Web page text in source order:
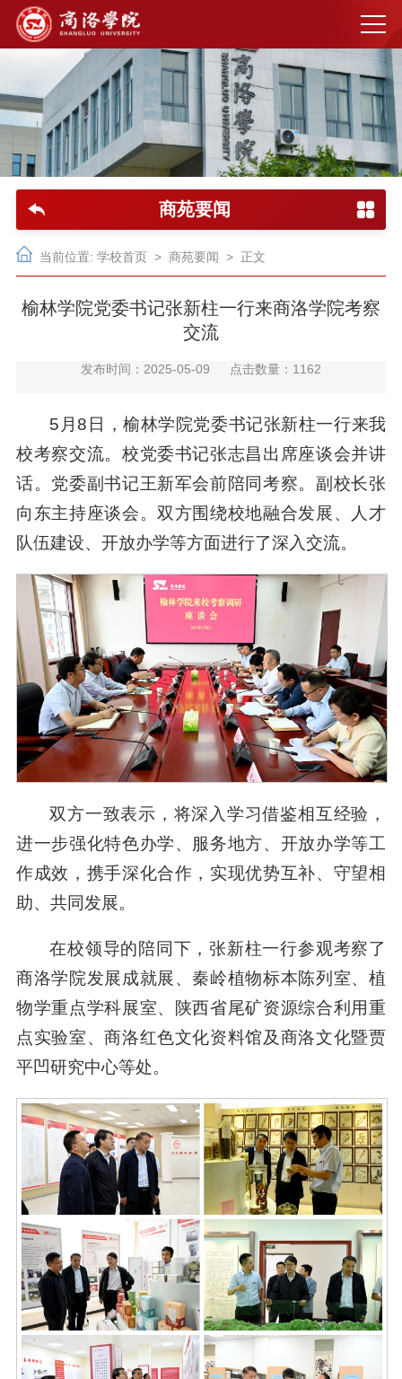
商苑要闻
当前位置: 学校首页 > 商苑要闻 > 正文
榆林学院党委书记张新柱一行来商洛学院考察
交流
发布时间：2025-05-09 点击数量： 1162
5月8日，榆林学院党委书记张新柱一行来我
校考察交流。校党委书记张志昌出席座谈会并讲
话。党委副书记王新军会前陪同考察。副校长张
向东主持座谈会。双方围绕校地融合发展、人才
队伍建设、开放办学等方面进行了深入交流。
双方一致表示，将深入学习借鉴相互经验，
进一步强化特色办学、服务地方、开放办学等工
作成效，携手深化合作，实现优势互补、守望相
助、共同发展。
在校领导的陪同下，张新柱一行参观考察了
商洛学院发展成就展、秦岭植物标本陈列室、植
物学重点学科展室、陕西省尾矿资源综合利用重
点实验室、商洛红色文化资料馆及商洛文化暨贾
平凹研究中心等处。